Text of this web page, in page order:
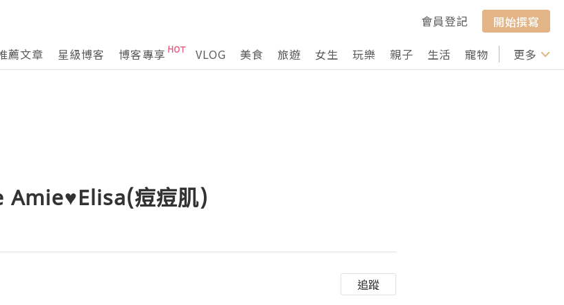
會員登記
開始撰寫
薦文章 星級博客 博客專享 VLOG 美食 旅遊 女生 玩樂 親子 生活 寵物 行山 打卡
更多
Amie♥Elisa(痘痘肌)
追蹤